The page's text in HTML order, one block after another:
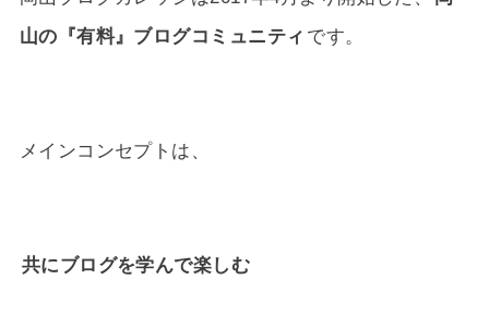
山の『有料』ブログコミュニティ です。
メインコンセプトは、
共にブログを学んで楽しむ